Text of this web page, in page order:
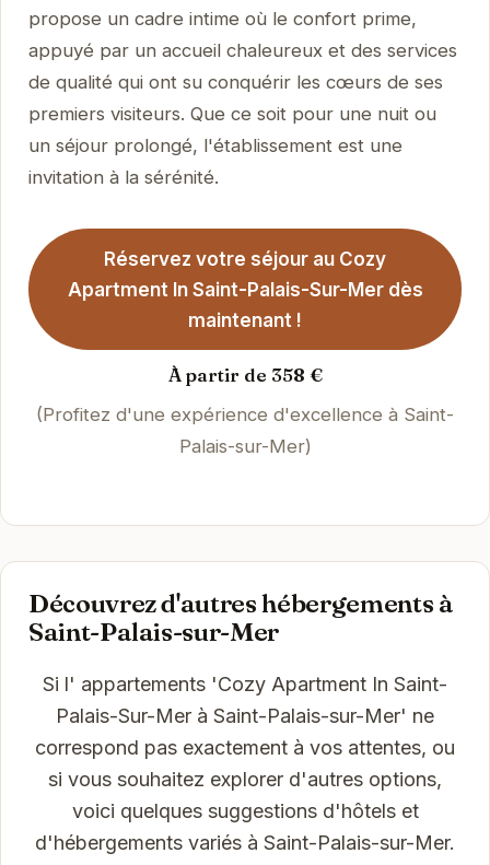
propose un cadre intime où le confort prime,
appuyé par un accueil chaleureux et des services
de qualité qui ont su conquérir les cœurs de ses
premiers visiteurs. Que ce soit pour une nuit ou
un séjour prolongé, l'établissement est une
invitation à la sérénité.
Réservez votre séjour au Cozy
Apartment In Saint-Palais-Sur-Mer dès
maintenant !
À partir de 358 €
(Profitez d'une expérience d'excellence à Saint-
Palais-sur-Mer)
Découvrez d'autres hébergements à
Saint-Palais-sur-Mer
Si l' appartements 'Cozy Apartment In Saint-
Palais-Sur-Mer à Saint-Palais-sur-Mer' ne
correspond pas exactement à vos attentes, ou
si vous souhaitez explorer d'autres options,
voici quelques suggestions d'hôtels et
d'hébergements variés à Saint-Palais-sur-Mer.